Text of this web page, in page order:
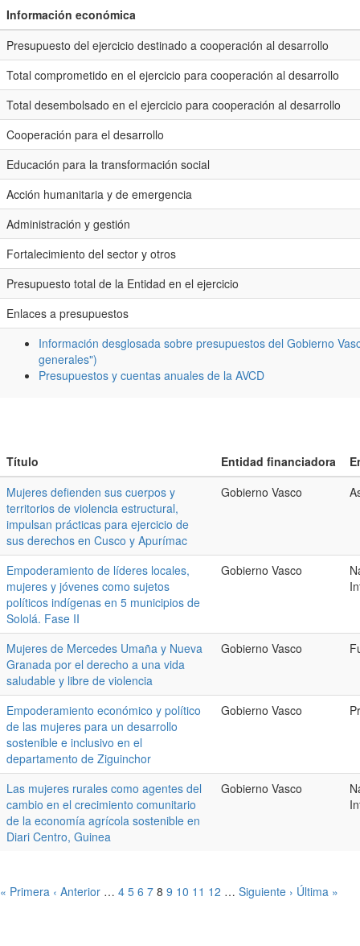
Información económica
Presupuesto del ejercicio destinado a cooperación al desarrollo
Total comprometido en el ejercicio para cooperación al desarrollo
Total desembolsado en el ejercicio para cooperación al desarrollo
Cooperación para el desarrollo
Educación para la transformación social
Acción humanitaria y de emergencia
Administración y gestión
Fortalecimiento del sector y otros
Presupuesto total de la Entidad en el ejercicio
Enlaces a presupuestos
Información desglosada sobre presupuestos del Gobierno
generales")
Presupuestos y cuentas anuales de la AVCD
Título Entidad financiadora
Mujeres defienden sus cuerpos y
territorios de violencia estructural,
impulsan prácticas para ejercicio de
sus derechos en Cusco y Apurímac
Gobierno Vasco
Empoderamiento de líderes locales,
mujeres y jóvenes como sujetos
políticos indígenas en 5 municipios de
Sololá. Fase II
Gobierno Vasco
Mujeres de Mercedes Umaña y Nueva
Granada por el derecho a una vida
saludable y libre de violencia
Gobierno Vasco
Empoderamiento económico y político
de las mujeres para un desarrollo
sostenible e inclusivo en el
departamento de Ziguinchor
Gobierno Vasco
Las mujeres rurales como agentes del
cambio en el crecimiento comunitario
de la economía agrícola sostenible en
Diari Centro, Guinea
Gobierno Vasco
« Primera ‹ Anterior … 4 5 6 7 8 9 10 11 12 … Siguiente › Última »